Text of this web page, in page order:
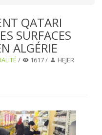
QATARI
SURFACES
ALGÉRIE
/ 1617 / HEJER